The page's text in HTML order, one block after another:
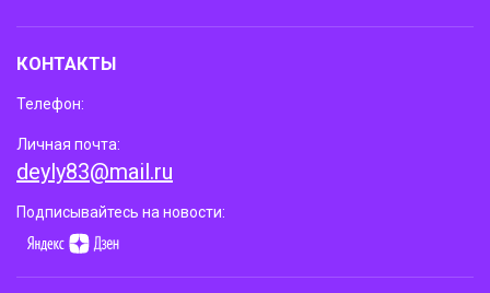
КОНТАКТЫ
Телефон:
Личная почта:
deyly83@mail.ru
Подписывайтесь на новости: